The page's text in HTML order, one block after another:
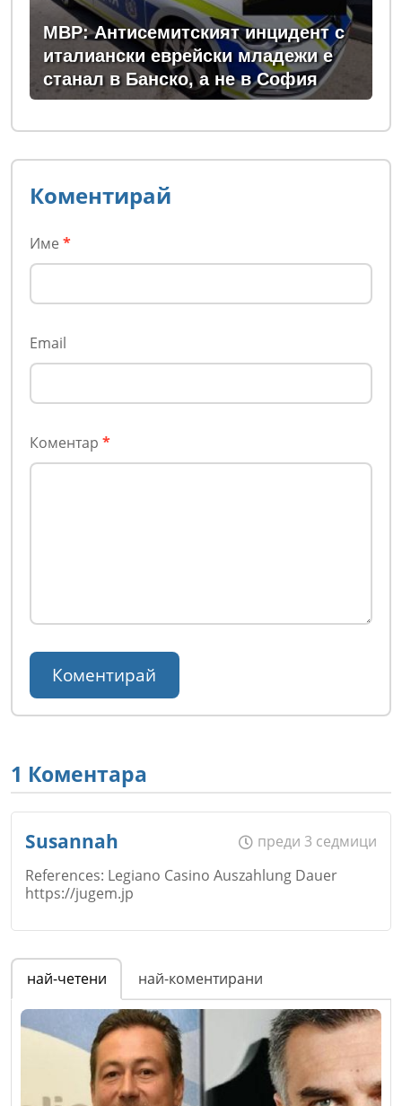
МВР: Антисемитският инцидент с
италиански еврейски младежи е
станал в Банско, а не в София
Коментирай
Име *
Email
Коментар *
1 Коментара
Susannah
преди 3 седмици
References: Legiano Casino Auszahlung Dauer
https://jugem.jp
Име*
най-четени най-коментирани